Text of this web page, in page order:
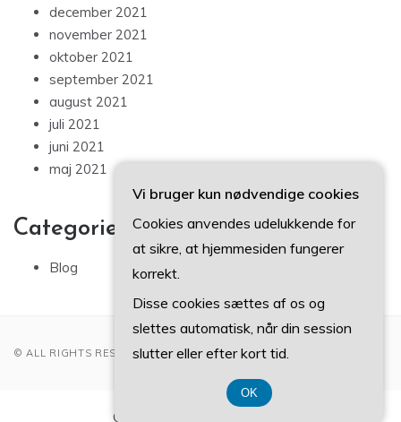
december 2021
november 2021
oktober 2021
september 2021
august 2021
juli 2021
juni 2021
maj 2021
Categories
Blog
© ALL RIGHTS RESERVED 2022
CVR-Nummer 37 40 77 39
Vi bruger kun nødvendige cookies
Cookies anvendes udelukkende for
at sikre, at hjemmesiden fungerer
korrekt.
Disse cookies sættes af os og
slettes automatisk, når din session
slutter eller efter kort tid.
OK